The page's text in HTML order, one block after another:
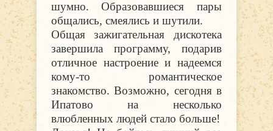
шумно. Образовавшиеся пары
общались, смеялись и шутили.
Общая зажигательная дискотека
завершила программу, подарив
отличное настроение и надеемся
кому-то романтическое
знакомство. Возможно, сегодня в
Ипатово на несколько
влюбленных людей стало больше!